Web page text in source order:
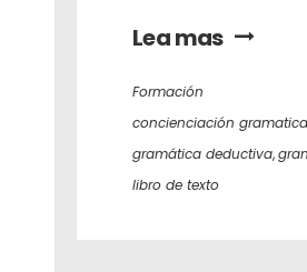
Lea mas
Formación
concienciación
gramática deductiva,
libro de texto